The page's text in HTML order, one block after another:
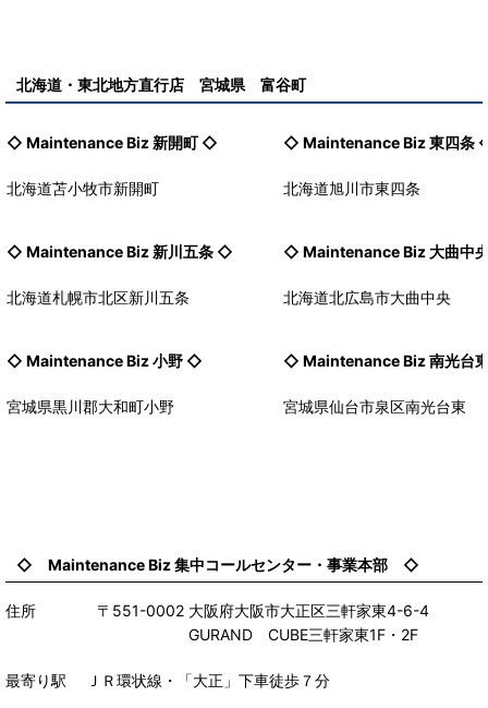
北海道・東北地方直行店 宮城県 富谷町
◇ Maintenance Biz新開町 ◇
北海道苫小牧市新開町
◇ Maintenance Biz東四条
北海道旭川市東四条
◇ Maintenance Biz新川五条 ◇
北海道札幌市北区新川五条
◇ Maintenance Biz大曲中
北海道北広島市大曲中央
◇ Maintenance Biz小野 ◇
宮城県黒川郡大和町小野
◇ Maintenance Biz南光台
宮城県仙台市泉区南光台東
◇ Maintenance Biz 集中コールセンター・事業本部 ◇
住所 〒551-0002 大阪府大阪市大正区三軒家東4-6-4
GURAND CUBE三軒家東1F・2F
最寄り駅 ＪＲ環状線・「大正」下車徒歩７分